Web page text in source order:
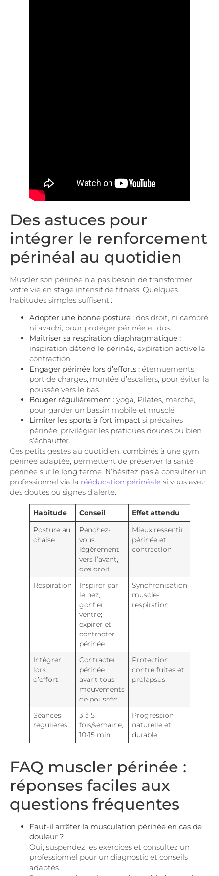
Des astuces pour
intégrer le renforcement
périnéal au quotidien
Muscler son périnée n’a pas besoin de transformer
votre vie en stage intensif de fitness. Quelques
habitudes simples suffisent :
Adopter une bonne posture : dos droit, ni cambré
ni avachi, pour protéger périnée et dos.
Maîtriser sa respiration diaphragmatique :
inspiration détend le périnée, expiration active la
contraction.
Engager périnée lors d’efforts : éternuements,
port de charges, montée d’escaliers, pour éviter la
poussée vers le bas.
Bouger régulièrement : yoga, Pilates, marche,
pour garder un bassin mobile et musclé.
Limiter les sports à fort impact si précaires
périnée, privilégier les pratiques douces ou bien
s’échauffer.
Ces petits gestes au quotidien, combinés à une gym
périnée adaptée, permettent de préserver la santé
périnée sur le long terme. N’hésitez pas à consulter un
professionnel via la rééducation périnéale si vous avez
des doutes ou signes d’alerte.
Habitude Conseil Effet attendu
Posture au
chaise
Penchez-
vous
légèrement
vers l’avant,
dos droit
Mieux ressentir
périnée et
contraction
Respiration
Inspirer par
le nez,
gonfler
ventre;
expirer et
contracter
périnée
Synchronisation
muscle-
respiration
Intégrer
lors
d’effort
Contracter
périnée
avant tous
mouvements
de poussée
Protection
contre fuites et
prolapsus
Séances
régulières
3 à 5
fois/semaine,
10-15 min
Progression
naturelle et
durable
FAQ muscler périnée :
réponses faciles aux
questions fréquentes
Faut-il arrêter la musculation périnée en cas de
douleur ?
Oui, suspendez les exercices et consultez un
professionnel pour un diagnostic et conseils
adaptés.